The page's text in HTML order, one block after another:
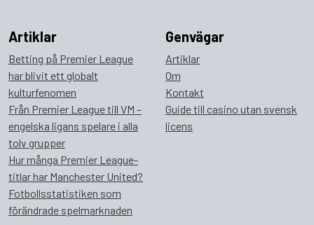
Artiklar
Betting på Premier League
har blivit ett globalt
kulturfenomen
Från Premier League till VM –
engelska ligans spelare i alla
tolv grupper
Hur många Premier League-
titlar har Manchester United?
Fotbollsstatistiken som
förändrade spelmarknaden
Genvägar
Artiklar
Om
Kontakt
Guide till casino utan svensk
licens